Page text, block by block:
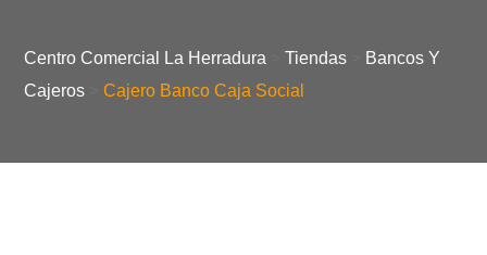
Centro Comercial La Herradura Tiendas
Bancos Y
Cajeros
Cajero Banco Caja Social